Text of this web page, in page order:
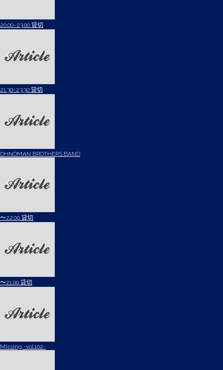
20:00~23:00 貸切
21:30~23:30 貸切
OHNOMAN BROTHERS BAND
〜22:00 貸切
〜21:00 貸切
Missing -vol.102-